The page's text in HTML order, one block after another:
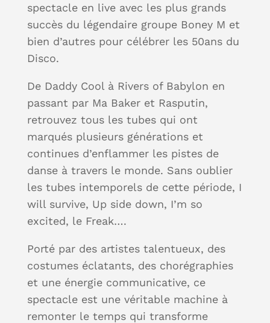
spectacle en live avec les plus grands
succès du légendaire groupe Boney M et
bien d’autres pour célébrer les 50ans du
Disco.
De Daddy Cool à Rivers of Babylon en
passant par Ma Baker et Rasputin,
retrouvez tous les tubes qui ont
marqués plusieurs générations et
continues d’enflammer les pistes de
danse à travers le monde. Sans oublier
les tubes intemporels de cette période, I
will survive, Up side down, I’m so
excited, le Freak….
Porté par des artistes talentueux, des
costumes éclatants, des chorégraphies
et une énergie communicative, ce
spectacle est une véritable machine à
remonter le temps qui transforme